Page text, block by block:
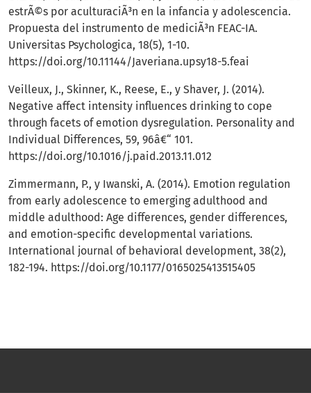
estrÃ©s por aculturaciÃ³n en la infancia y adolescencia.
Propuesta del instrumento de mediciÃ³n FEAC-IA.
Universitas Psychologica, 18(5), 1-10.
https://doi.org/10.11144/Javeriana.upsy18-5.feai
Veilleux, J., Skinner, K., Reese, E., y Shaver, J. (2014).
Negative affect intensity influences drinking to cope
through facets of emotion dysregulation. Personality and
Individual Differences, 59, 96â€“ 101.
https://doi.org/10.1016/j.paid.2013.11.012
Zimmermann, P., y Iwanski, A. (2014). Emotion regulation
from early adolescence to emerging adulthood and
middle adulthood: Age differences, gender differences,
and emotion-specific developmental variations.
International journal of behavioral development, 38(2),
182-194. https://doi.org/10.1177/0165025413515405